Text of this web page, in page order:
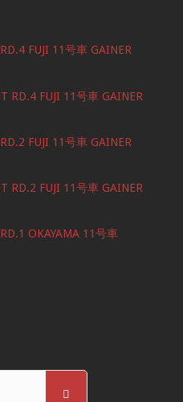
FUJI 11号車 GAINER
RD.4 FUJI 11号車 GAINER
FUJI 11号車 GAINER
RD.2 FUJI 11号車 GAINER
OKAYAMA 11号車
検